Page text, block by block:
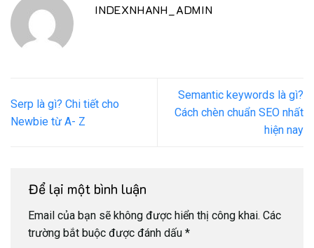
INDEXNHANH_ADMIN
Serp là gì​? Chi tiết cho
Newbie từ A- Z
Semantic keywords là gì?
Cách chèn chuẩn SEO nhất
hiện nay
Để lại một bình luận
Email của bạn sẽ không được hiển thị công khai. Các
trường bắt buộc được đánh dấu *